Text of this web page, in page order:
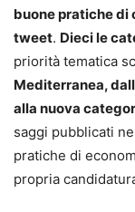
buone pratiche di
tweet. Dieci le
priorità tematica
Mediterranea,
alla nuova
saggi pubblicati
pratiche di
propria